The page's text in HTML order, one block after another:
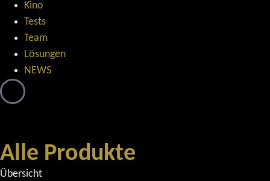
Kino
Tests
Team
Lösungen
NEWS
Alle Produkte
Übersicht